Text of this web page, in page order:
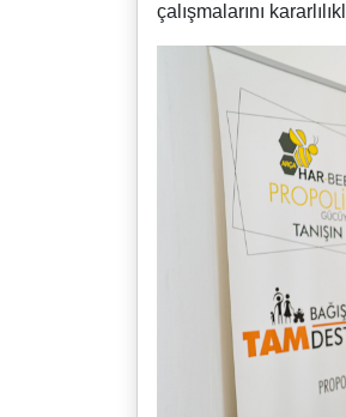
çalışmalarını